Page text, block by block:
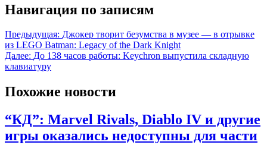
Навигация по записям
Предыдущая: Джокер творит безумства в музее — в отрывке
из LEGO Batman: Legacy of the Dark Knight
Далее: До 138 часов работы: Keychron выпустила складную
клавиатуру
Похожие новости
“КД”: Marvel Rivals, Diablo IV и другие
игры оказались недоступны для части